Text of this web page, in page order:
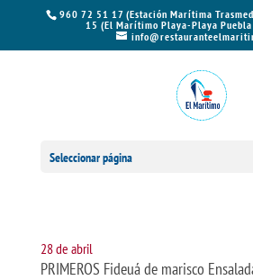
960 72 51 17 (Estación Marítima
15 (El Marítimo Playa-Playa Puebla
Seleccionar página
28 de abril
PRIMEROS Fideuá de marisco